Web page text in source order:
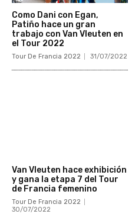
Como Dani con Egan,
Patiño hace un gran
trabajo con Van Vleuten en
el Tour 2022
Tour De Francia 2022 31/07/2022
Van Vleuten hace exhibición
y gana la etapa 7 del Tour
de Francia femenino
Tour De Francia 2022
30/07/2022